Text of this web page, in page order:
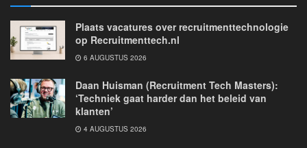
Plaats vacatures over recruitmenttechnologie
op Recruitmenttech.nl
6 AUGUSTUS 2026
Daan Huisman (Recruitment Tech Masters):
‘Techniek gaat harder dan het beleid van
klanten’
4 AUGUSTUS 2026